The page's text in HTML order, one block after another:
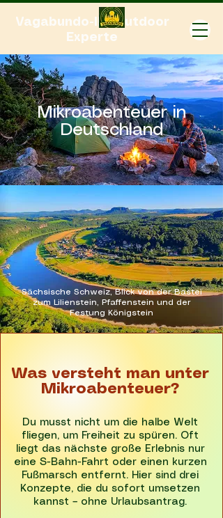
Vagabundo-Ihr Outdoor
Experte
Mikroabenteuer in
Deutschland
Sächsische Schweiz, Blick von der Bastei
zum Lilienstein, Pfaffenstein und der
Festung Königstein
Was versteht man unter
Mikroabenteuer?
Du musst nicht um die halbe Welt
fliegen, um Freiheit zu spüren. Oft
liegt das nächste große Erlebnis nur
eine S-Bahn-Fahrt oder einen kurzen
Fußmarsch entfernt. Hier sind drei
Konzepte, die du sofort umsetzen
kannst – ohne Urlaubsantrag.